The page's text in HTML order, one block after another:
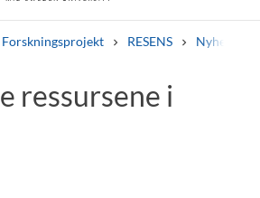
Forskningsprojekt RESENS
ressursene i